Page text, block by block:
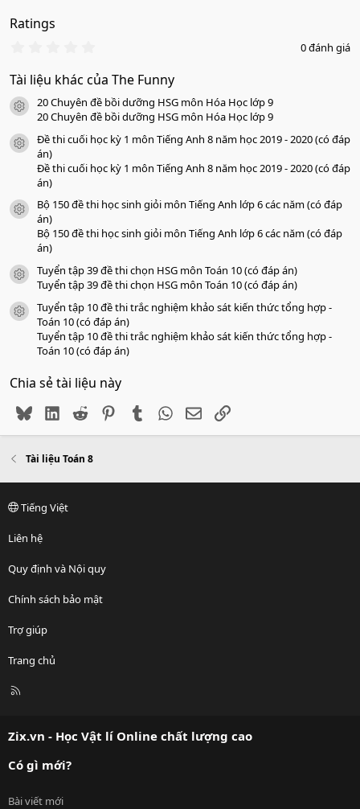
Ratings
0
0
s
a
o
0 đánh giá
Tài liệu khác của The Funny
icon tài liệu
20 Chuyên đề bồi dưỡng HSG môn Hóa Học lớp 9
20 Chuyên đề bồi dưỡng HSG môn Hóa Học lớp 9
icon tài liệu
Đề thi cuối học kỳ 1 môn Tiếng Anh 8 năm học 2019 - 2020 (có đáp
án)
Đề thi cuối học kỳ 1 môn Tiếng Anh 8 năm học 2019 - 2020 (có đáp
án)
icon tài liệu
Bộ 150 đề thi học sinh giỏi môn Tiếng Anh lớp 6 các năm (có đáp
án)
Bộ 150 đề thi học sinh giỏi môn Tiếng Anh lớp 6 các năm (có đáp
án)
icon tài liệu
Tuyển tập 39 đề thi chọn HSG môn Toán 10 (có đáp án)
Tuyển tập 39 đề thi chọn HSG môn Toán 10 (có đáp án)
icon tài liệu
Tuyển tập 10 đề thi trắc nghiệm khảo sát kiến thức tổng hợp -
Toán 10 (có đáp án)
Tuyển tập 10 đề thi trắc nghiệm khảo sát kiến thức tổng hợp -
Toán 10 (có đáp án)
Chia sẻ tài liệu này
BlueskyLinkedIn
Reddit PinterestTumblr WhatsApp
EmailLink
Tài liệu Toán 8
Tiếng Việt
Liên hệ
Quy định và Nội quy
Chính sách bảo mật
Trợ giúp
Trang chủ
R
Zix.vn - Học Vật lí Online chất lượng cao
Có gì mới?
Bài viết mới